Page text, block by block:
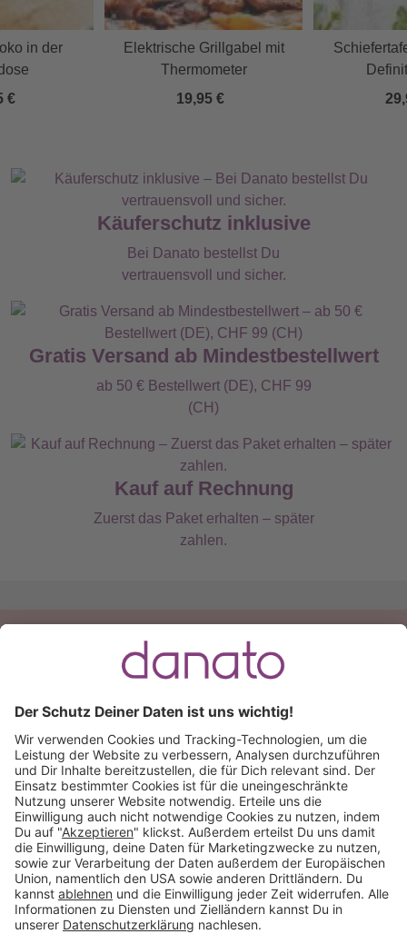
in der
€
Elektrische Grillgabel mit
Thermometer
19,95 €
Käuferschutz inklusive
Bei Danato bestellst Du
vertrauensvoll und sicher.
Gratis Versand ab Mindestbestellwert
ab 50 € Bestellwert (DE), CHF 99
(CH)
Kauf auf Rechnung
Zuerst das Paket erhalten – später
zahlen.
Du hast eine Frage?
+49 (0) 511 51 56 0300
schreib uns eineE-Mail
Käuferschutz inklusive Kauf auf Rechnung
Mitglied im: